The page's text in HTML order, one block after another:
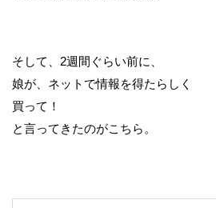
そして、2週間ぐらい前に、
娘が、ネットで情報を得たらしく
買って！
と言ってきたのがこちら。